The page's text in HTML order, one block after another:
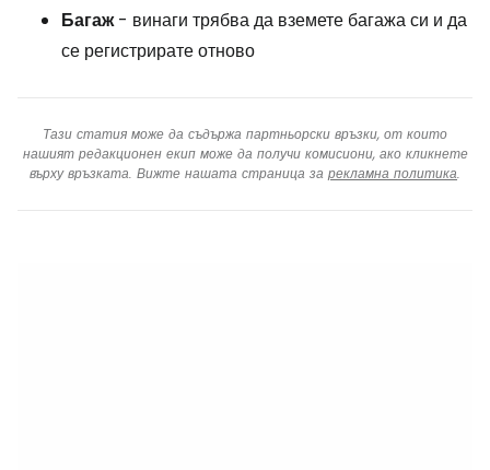
Багаж- винаги трябва да вземете багажа си и да
се регистрирате отново
Тази статия може да съдържа партньорски връзки, от които
нашият редакционен екип може да получи комисиони, ако кликнете
върху връзката. Вижте нашата страница за рекламна политика.